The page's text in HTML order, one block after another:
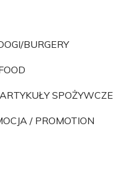
BURGERY
SPOŻYWCZE
/ PROMOTION